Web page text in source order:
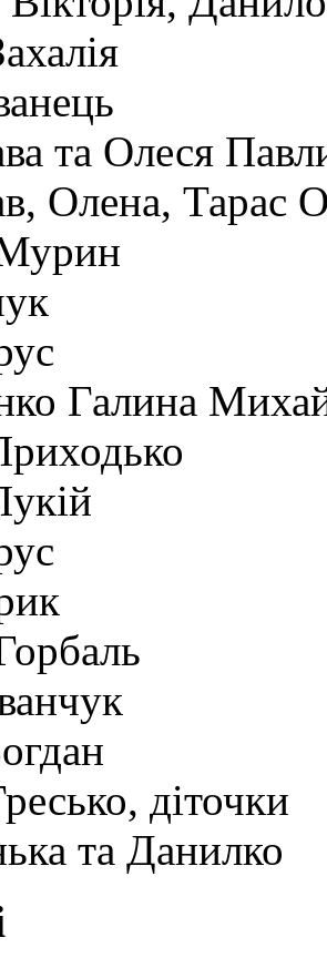
та Олеся
Олена, Тарас
Галина
діточки
та Данилко